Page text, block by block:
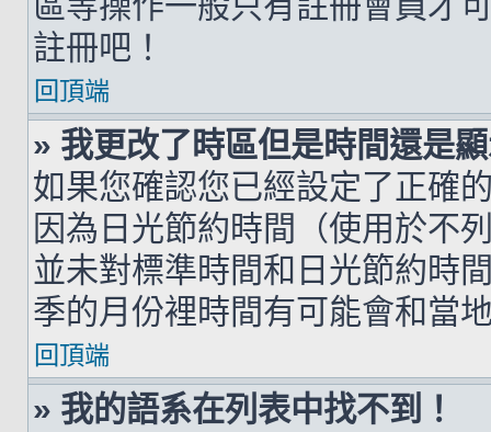
註冊吧！
回頂端
» 我更改了時區但是時間還是
如果您確認您已經設定了正確
因為日光節約時間（使用於不
並未對標準時間和日光節約時
季的月份裡時間有可能會和當
回頂端
» 我的語系在列表中找不到！